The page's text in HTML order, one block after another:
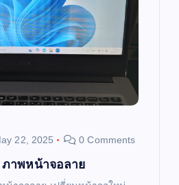
22, 2025 0 Comments
ภาพหน้าจอลาย